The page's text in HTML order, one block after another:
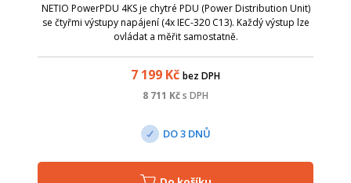
NETIO PowerPDU 4KS je chytré PDU (Power Distribution Unit)
se čtyřmi výstupy napájení (4x IEC-320 C13). Každý výstup lze
ovládat a měřit samostatně.
7 199 Kč bez DPH
8 711 Kčs DPH
DO 3 DNŮ